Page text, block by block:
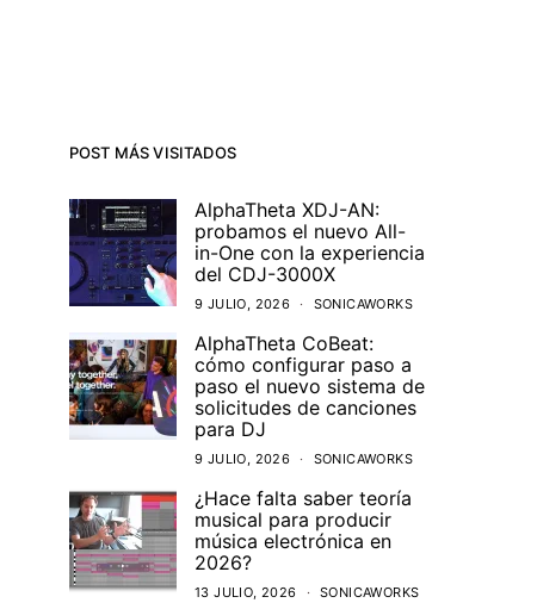
POST MÁS VISITADOS
AlphaTheta XDJ-AN:
probamos el nuevo All-
in-One con la experiencia
del CDJ-3000X
9 JULIO, 2026 SONICAWORKS
AlphaTheta CoBeat:
cómo configurar paso a
paso el nuevo sistema de
solicitudes de canciones
para DJ
9 JULIO, 2026 SONICAWORKS
¿Hace falta saber teoría
musical para producir
música electrónica en
2026?
13 JULIO, 2026 SONICAWORKS